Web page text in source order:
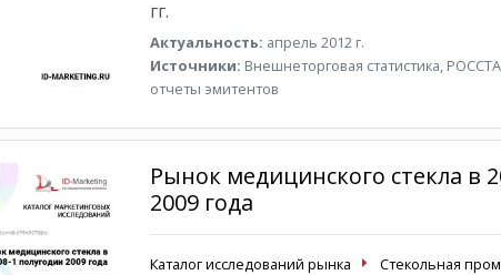
гг.
Актуальность: апрель 2012 г.
Источники: Внешнеторговая статистика,
отчеты эмитентов
Рынок медицинского стекла в
2009 года
Каталог исследований рынка
Стекольная